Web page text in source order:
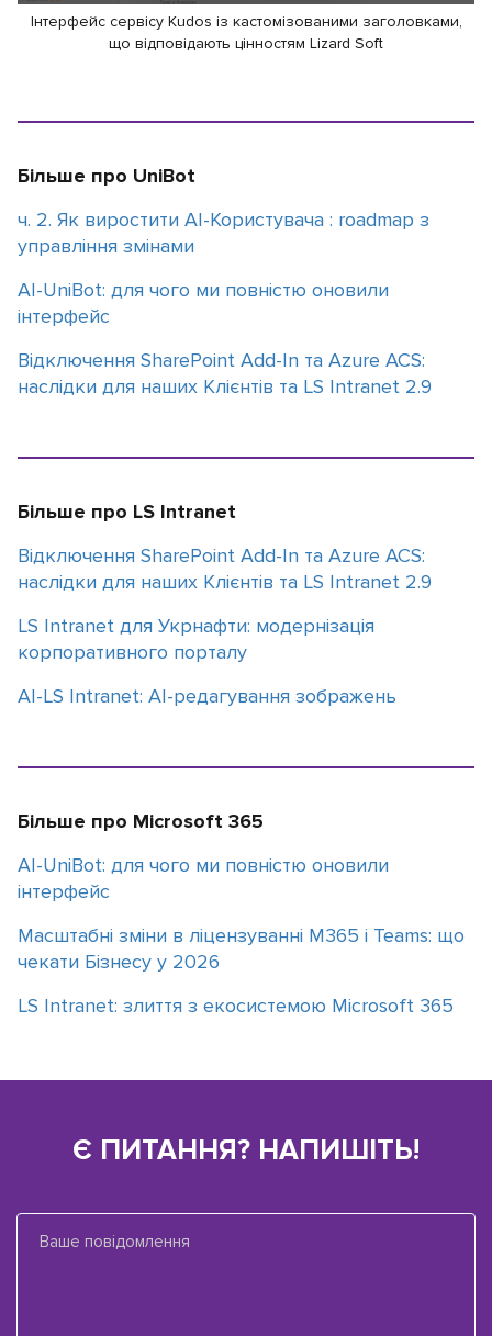
Інтерфейс сервісу Kudos із кастомізованими заголовками,
що відповідають цінностям Lizard Soft
Більше про UniBot
ч. 2. Як виростити AI-Користувача : roadmap з
управління змінами
АІ-UniBot: для чого ми повністю оновили
інтерфейс
Відключення SharePoint Add-In та Azure ACS:
наслідки для наших Клієнтів та LS Intranet 2.9
Більше про LS Intranet
Відключення SharePoint Add-In та Azure ACS:
наслідки для наших Клієнтів та LS Intranet 2.9
LS Intranet для Укрнафти: модернізація
корпоративного порталу
AI-LS Intranet: AI-редагування зображень
Більше про Microsoft 365
АІ-UniBot: для чого ми повністю оновили
інтерфейс
Масштабні зміни в ліцензуванні M365 і Teams: що
чекати Бізнесу у 2026
LS Intranet: злиття з екосистемою Microsoft 365
Є ПИТАННЯ? НАПИШІТЬ!